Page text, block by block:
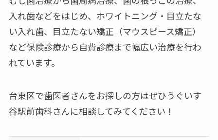
入れ歯などをはじめ、ホワイトニング・目立たな
い入れ歯、目立たない矯正（マウスピース矯正）
など保険診療から自費診療まで幅広い治療を行わ
れています。
台東区で歯医者さんをお探しの方はぜひうぐいす
谷駅前歯科さんに相談してみてください！